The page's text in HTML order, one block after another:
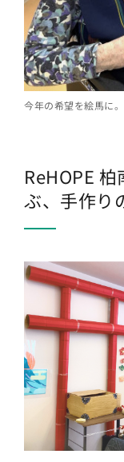
今年の希望を絵馬に。
ReHOPE
ぶ、手作り